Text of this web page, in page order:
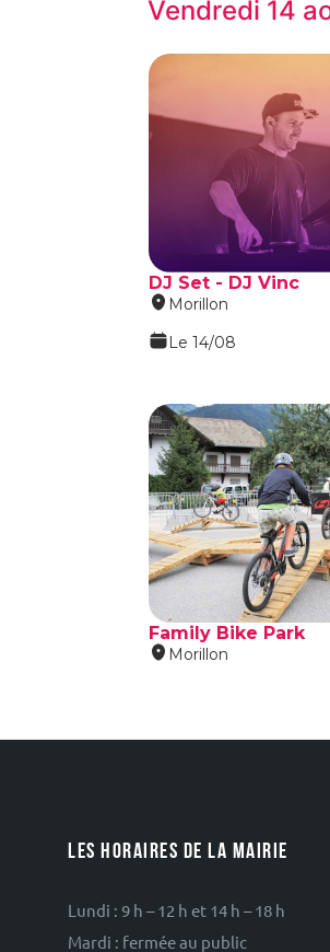
LES HORAIRES DE LA MAIRIE
Lundi : 9 h – 12 h et 14 h – 18 h
Mardi : fermée au public